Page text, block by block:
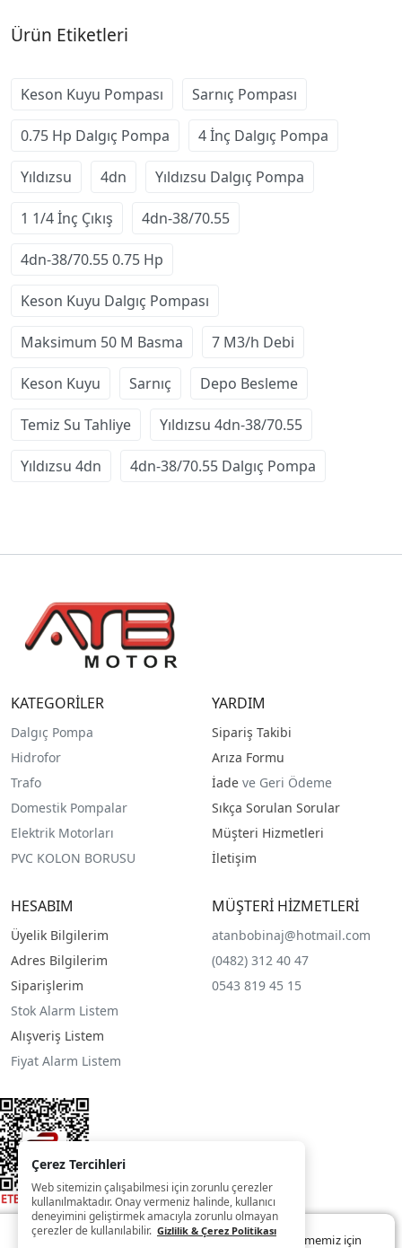
Web sitemizde size daha iyi ve kaliteli hizmet sunabilmemiz için
Ürün Etiketleri
Keson Kuyu Pompası Sarnıç Pompası
0.75 Hp Dalgıç Pompa 4 İnç Dalgıç Pompa
Yıldızsu 4dn Yıldızsu Dalgıç Pompa
1 1/4 İnç Çıkış 4dn-38/70.55
4dn-38/70.55 0.75 Hp
Keson Kuyu Dalgıç Pompası
Maksimum 50 M Basma 7 M3/h Debi
Keson Kuyu Sarnıç Depo Besleme
Temiz Su Tahliye Yıldızsu 4dn-38/70.55
Yıldızsu 4dn 4dn-38/70.55 Dalgıç Pompa
KATEGORİLER
Dalgıç Pompa
Hidrofor
Trafo
Domestik Pompalar
Elektrik Motorları
PVC KOLON BORUSU
YARDIM
Sipariş Takibi
Arıza Formu
İade ve Geri Ödeme
Sıkça Sorulan Sorular
Müşteri Hizmetleri
İletişim
HESABIM
Üyelik Bilgilerim
Adres Bilgilerim
Siparişlerim
Stok Alarm Listem
Alışveriş Listem
Fiyat Alarm Listem
MÜŞTERİ HİZMETLERİ
atanbobinaj@hotmail.com
(0482) 312 40 47
0543 819 45 15
Çerez Tercihleri
Web sitemizin çalışabilmesi için zorunlu çerezler
kullanılmaktadır. Onay vermeniz halinde, kullanıcı
deneyimini geliştirmek amacıyla zorunlu olmayan
çerezler de kullanılabilir. Gizlilik & Çerez Politikası